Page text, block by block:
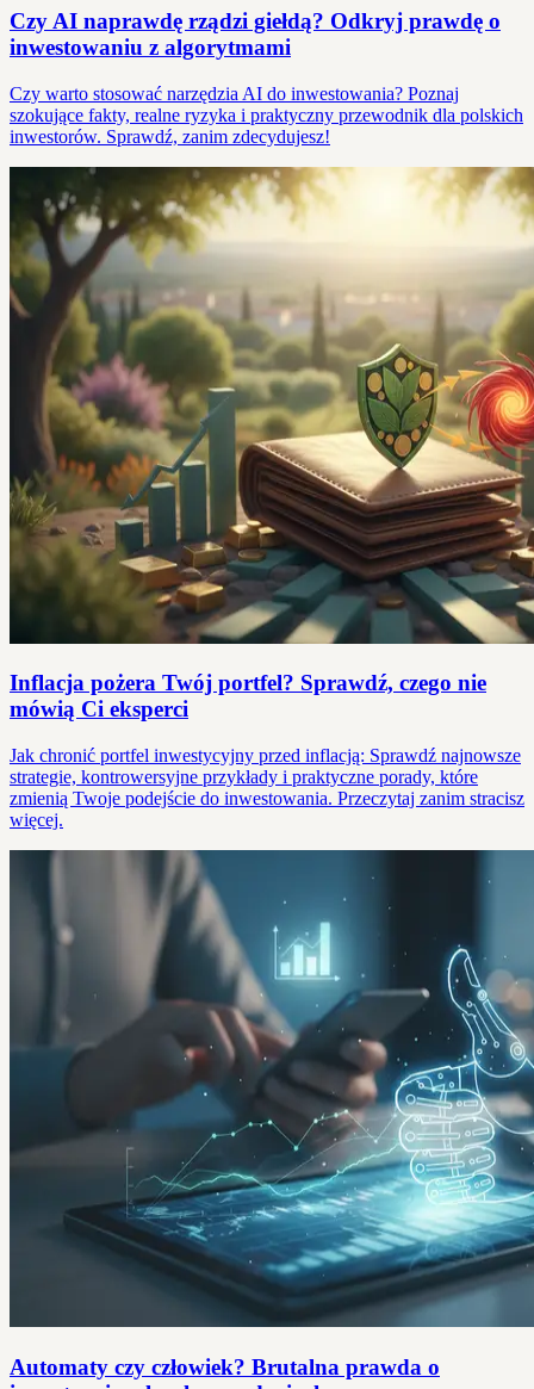
Czy AI naprawdę rządzi giełdą? Odkryj prawdę o
inwestowaniu z algorytmami
Czy warto stosować narzędzia AI do inwestowania? Poznaj
szokujące fakty, realne ryzyka i praktyczny przewodnik dla polskich
inwestorów. Sprawdź, zanim zdecydujesz!
Inflacja pożera Twój portfel? Sprawdź, czego nie
mówią Ci eksperci
Jak chronić portfel inwestycyjny przed inflacją: Sprawdź najnowsze
strategie, kontrowersyjne przykłady i praktyczne porady, które
zmienią Twoje podejście do inwestowania. Przeczytaj zanim stracisz
więcej.
Automaty czy człowiek? Brutalna prawda o